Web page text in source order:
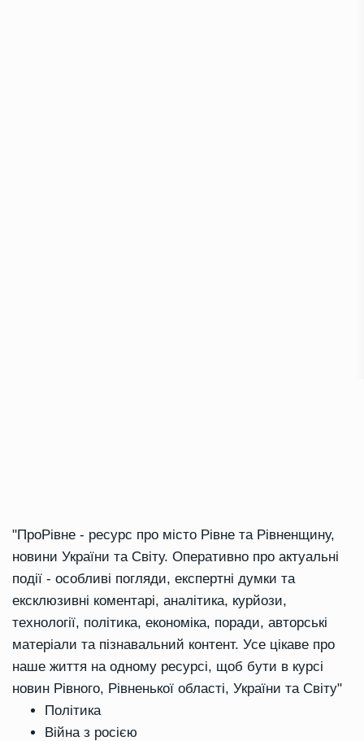
"ПроРівне - ресурс про місто Рівне та Рівненщину,
новини України та Світу. Оперативно про актуальні
події - особливі погляди, експертні думки та
ексклюзивні коментарі, аналітика, курйози,
технології, політика, економіка, поради, авторські
матеріали та пізнавальний контент. Усе цікаве про
наше життя на одному ресурсі, щоб бути в курсі
новин Рівного, Рівненької області, України та Світу"
Політика
Війна з росією